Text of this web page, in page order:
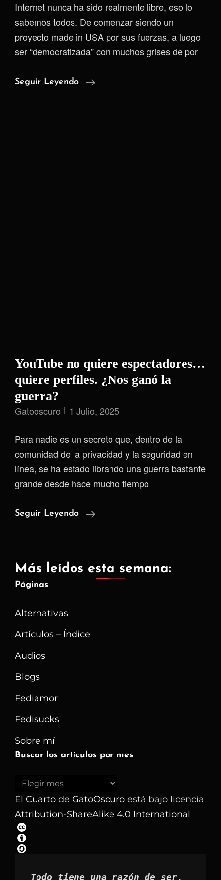
Internet nunca ha sido realmente libre, eso lo
sabemos todos. De comenzar siendo un
proyecto made in USA por sus fuerzas, a luego
ser “democratizada” con muchos grises de por
Seguir Leyendo
La
YouTube no quiere espectadores…
quiere perfiles. ¿Nos ganó la
guerra?
Gatooscuro 1 Julio, 2025
Para nadie es un secreto que, dentro de la
comunidad de la privacidad y la seguridad en
línea, se ha estado librando una guerra bastante
grande desde hace mucho tiempo
Seguir Leyendo
YouTube
Quiere
Más leídos esta semana:
Páginas
Alternativas
Artículos – Índice
Audios
Blogs
Fediamor
Fedisucks
Sobre mí
Buscar los artículos por mes
Buscar
los
artículos
por
mes
El Cuarto de GatoOscuro está bajo licencia
Attribution-ShareAlike 4.0 International
Todo tiene una razón de ser.